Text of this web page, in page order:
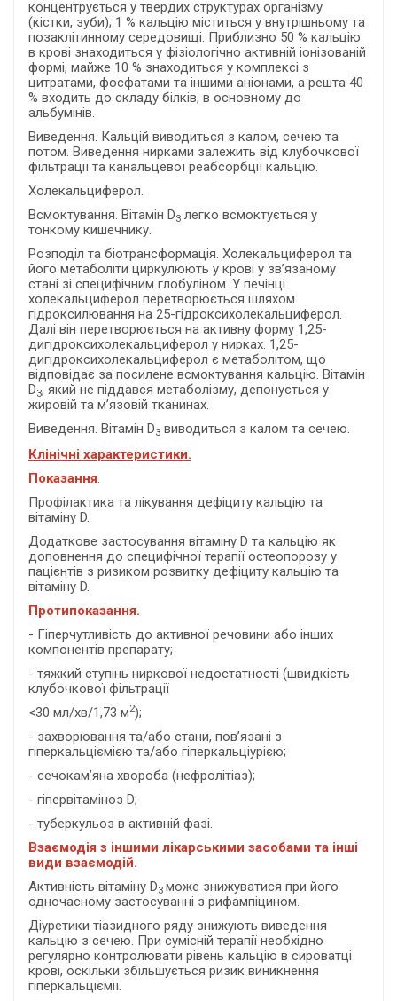
концентрується у твердих структурах організму
(кістки, зуби); 1 % кальцію міститься у внутрішньому та
позаклітинному середовищі. Приблизно 50 % кальцію
в крові знаходиться у фізіологічно активній іонізованій
формі, майже 10 % знаходиться у комплексі з
цитратами, фосфатами та іншими аніонами, а решта 40
% входить до складу білків, в основному до
альбумінів.
Виведення. Кальцій виводиться з калом, сечею та
потом. Виведення нирками залежить від клубочкової
фільтрації та канальцевої реабсорбції кальцію.
Холекальциферол.
Всмоктування. Вітамін D3 легко всмоктується у
тонкому кишечнику.
Розподіл та біотрансформація. Холекальциферол та
його метаболіти циркулюють у крові у зв’язаному
стані зі специфічним глобуліном. У печінці
холекальциферол перетворюється шляхом
гідроксилювання на 25-гідроксихолекальциферол.
Далі він перетворюється на активну форму 1,25-
дигідроксихолекальциферол у нирках. 1,25-
дигідроксихолекальциферол є метаболітом, що
відповідає за посилене всмоктування кальцію. Вітамін
D3, який не піддався метаболізму, депонується у
жировій та м’язовій тканинах.
Виведення. Вітамін D3 виводиться з калом та сечею.
Клінічні характеристики.
Показання.
Профілактика та лікування дефіциту кальцію та
вітаміну D.
Додаткове застосування вітаміну D та кальцію як
доповнення до специфічної терапії остеопорозу у
пацієнтів з ризиком розвитку дефіциту кальцію та
вітаміну D.
Протипоказання.
- Гіперчутливість до активної речовини або інших
компонентів препарату;
- тяжкий ступінь ниркової недостатності (швидкість
клубочкової фільтрації
<30 мл/хв/1,73 м2);
- захворювання та/або стани, пов’язані з
гіперкальціємією та/або гіперкальціурією;
- сечокам’яна хвороба (нефролітіаз);
- гіпервітаміноз D;
- туберкульоз в активній фазі.
Взаємодія з іншими лікарськими засобами та інші
види взаємодій.
Активність вітаміну D3 може знижуватися при його
одночасному застосуванні з рифампіцином.
Діуретики тіазидного ряду знижують виведення
кальцію з сечею. При сумісній терапії необхідно
регулярно контролювати рівень кальцію в сироватці
крові, оскільки збільшується ризик виникнення
гіперкальціємії.